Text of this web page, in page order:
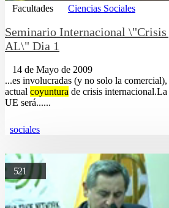
Facultades Ciencias Sociales
Seminario Internacional \"Crisis
AL\" Dia 1
14 de Mayo de 2009
...es involucradas (y no solo la
actual coyuntura de crisis
UE será......
sociales
521